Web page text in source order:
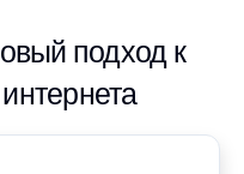
подход к